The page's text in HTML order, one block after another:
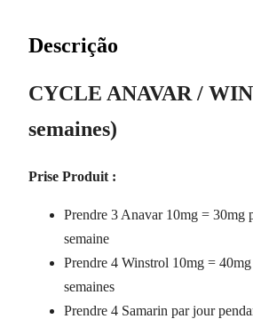
Descrição
CYCLE ANAVAR /
semaines)
Prise Produit :
Prendre 3 Anavar 10mg = 30mg
semaine
Prendre 4 Winstrol 10mg =
semaines
Prendre 4 Samarin par jour